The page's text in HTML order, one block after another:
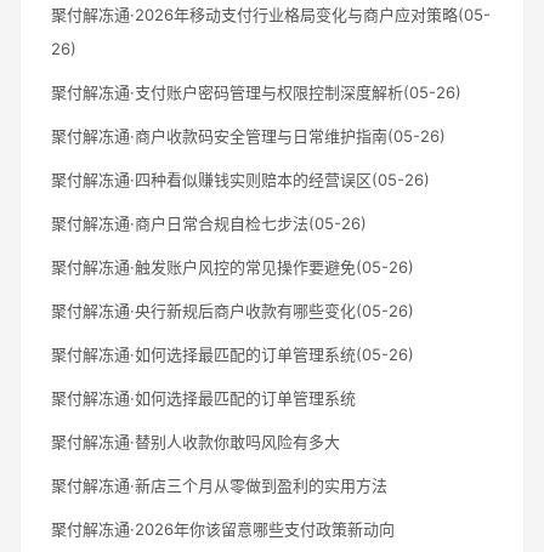
聚付解冻通·2026年移动支付行业格局变化与商户应对策略(05-
26)
聚付解冻通·支付账户密码管理与权限控制深度解析(05-26)
聚付解冻通·商户收款码安全管理与日常维护指南(05-26)
聚付解冻通·四种看似赚钱实则赔本的经营误区(05-26)
聚付解冻通·商户日常合规自检七步法(05-26)
聚付解冻通·触发账户风控的常见操作要避免(05-26)
聚付解冻通·央行新规后商户收款有哪些变化(05-26)
聚付解冻通·如何选择最匹配的订单管理系统(05-26)
聚付解冻通·如何选择最匹配的订单管理系统
聚付解冻通·替别人收款你敢吗风险有多大
聚付解冻通·新店三个月从零做到盈利的实用方法
聚付解冻通·2026年你该留意哪些支付政策新动向